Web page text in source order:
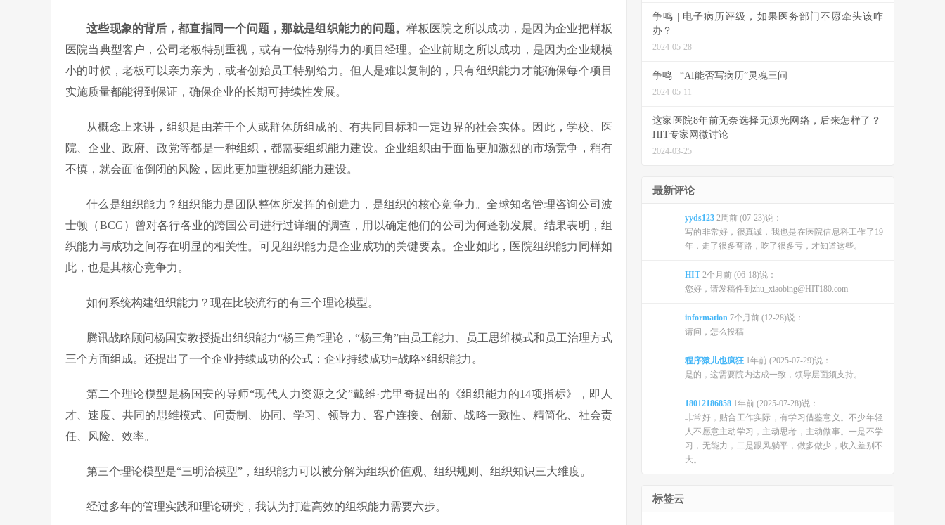
这些现象的背后，都直指同一个问题，那就是组织能力的问题。样板医院之所以成功，是因为企业把样板
医院当典型客户，公司老板特别重视，或有一位特别得力的项目经理。企业前期之所以成功，是因为企业规模
小的时候，老板可以亲力亲为，或者创始员工特别给力。但人是难以复制的，只有组织能力才能确保每个项目
实施质量都能得到保证，确保企业的长期可持续性发展。
从概念上来讲，组织是由若干个人或群体所组成的、有共同目标和一定边界的社会实体。因此，学校、医
院、企业、政府、政党等都是一种组织，都需要组织能力建设。企业组织由于面临更加激烈的市场竞争，稍有
不慎，就会面临倒闭的风险，因此更加重视组织能力建设。
什么是组织能力？组织能力是团队整体所发挥的创造力，是组织的核心竞争力。全球知名管理咨询公司波
士顿（BCG）曾对各行各业的跨国公司进行过详细的调查，用以确定他们的公司为何蓬勃发展。结果表明，组
织能力与成功之间存在明显的相关性。可见组织能力是企业成功的关键要素。企业如此，医院组织能力同样如
此，也是其核心竞争力。
如何系统构建组织能力？现在比较流行的有三个理论模型。
腾讯战略顾问杨国安教授提出组织能力“杨三角”理论，“杨三角”由员工能力、员工思维模式和员工治理方式
三个方面组成。还提出了一个企业持续成功的公式：企业持续成功=战略×组织能力。
第二个理论模型是杨国安的导师“现代人力资源之父”戴维·尤里奇提出的《组织能力的14项指标》，即人
才、速度、共同的思维模式、问责制、协同、学习、领导力、客户连接、创新、战略一致性、精简化、社会责
任、风险、效率。
第三个理论模型是“三明治模型”，组织能力可以被分解为组织价值观、组织规则、组织知识三大维度。
经过多年的管理实践和理论研究，我认为打造高效的组织能力需要六步。
争鸣 | 电子病历评级，如果医务部门不愿牵头该咋
办？
2024-05-28
争鸣 | “AI能否写病历”灵魂三问
2024-05-11
这家医院8年前无奈选择无源光网络，后来怎样了？|
HIT专家网微讨论
2024-03-25
最新评论
yyds123 2周前 (07-23)说：
写的非常好，很真诚，我也是在医院信息科工作了19
年，走了很多弯路，吃了很多亏，才知道这些。
HIT 2个月前 (06-18)说：
您好，请发稿件到zhu_xiaobing@HIT180.com
information 7个月前 (12-28)说：
请问，怎么投稿
程序猿儿也疯狂 1年前 (2025-07-29)说：
是的，这需要院内达成一致，领导层面须支持。
18012186858 1年前 (2025-07-28)说：
非常好，贴合工作实际，有学习借鉴意义。不少年轻
人不愿意主动学习，主动思考，主动做事。一是不学
习，无能力，二是跟风躺平，做多做少，收入差别不
大。
标签云